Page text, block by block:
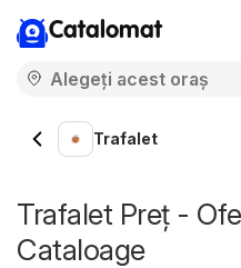
Catalomat
Trafalet
Trafalet Preț -
Cataloage